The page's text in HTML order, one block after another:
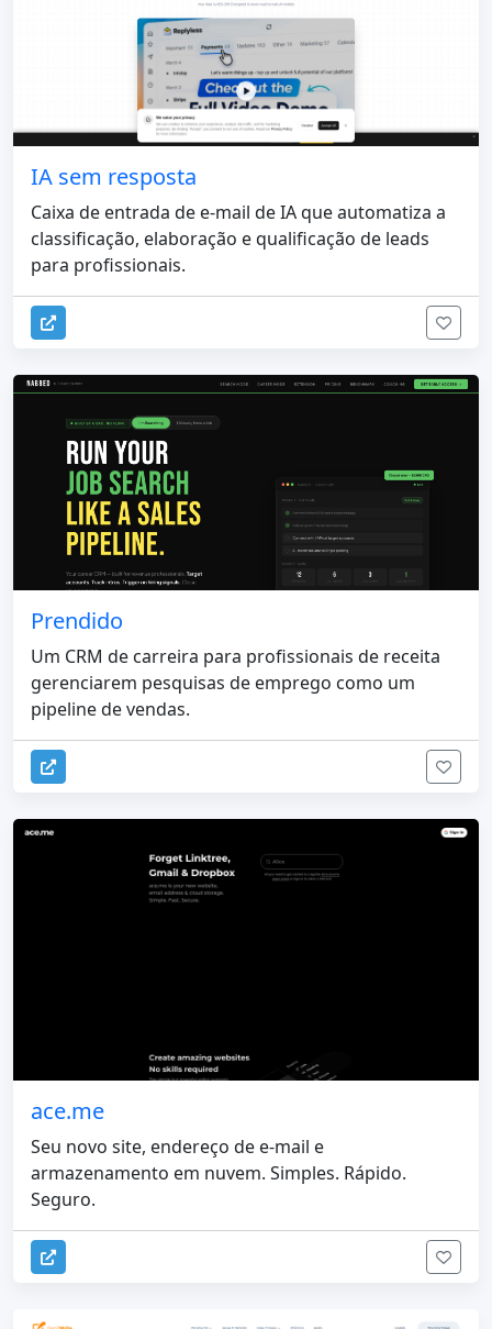
IA sem resposta
Caixa de entrada de e-mail de IA que automatiza a
classificação, elaboração e qualificação de leads
para profissionais.
Prendido
Um CRM de carreira para profissionais de receita
gerenciarem pesquisas de emprego como um
pipeline de vendas.
ace.me
Seu novo site, endereço de e-mail e
armazenamento em nuvem. Simples. Rápido.
Seguro.